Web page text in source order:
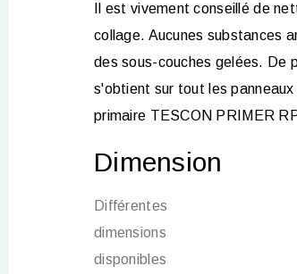
Il est vivement conseillé de
collage. Aucunes substances
des sous-couches gelées. De
s'obtient sur tout les
primaire TESCON PRIMER
Dimension
Différentes
dimensions
disponibles